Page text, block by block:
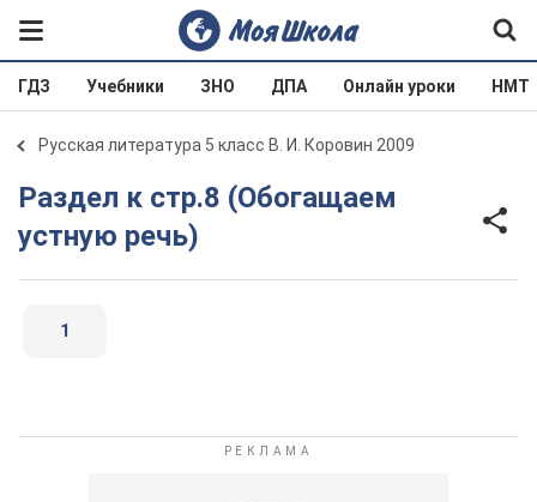
ГДЗ Учебники ЗНО ДПА Онлайн уроки НМТ
Русская литература 5 класс В. И. Коровин 2009
Раздел к стр.8 (Обогащаем
устную речь)
1